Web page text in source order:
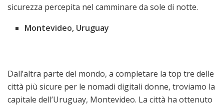
sicurezza percepita nel camminare da sole di notte.
Montevideo, Uruguay
Dall’altra parte del mondo, a completare la top tre delle
città più sicure per le nomadi digitali donne, troviamo la
capitale dell’Uruguay, Montevideo. La città ha ottenuto